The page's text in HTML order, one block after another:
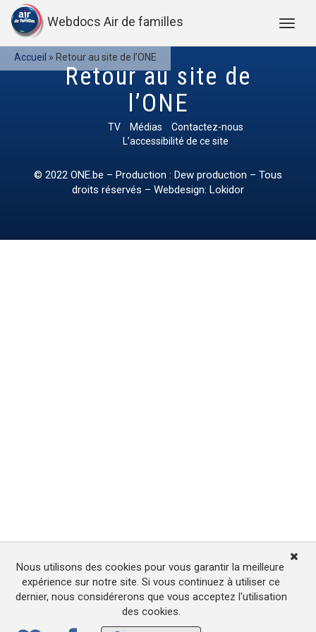
Webdocs Air de familles
Accueil » Retour au site de l’ONE
Retour au site de
l’ONE
TV Médias
Contactez-nous
L’accessibilité de ce site
© 2022 ONE.be – Production : Dew production – Tous
droits réservés – Webdesign: Lokidor
Nous utilisons des cookies pour vous garantir la meilleure
expérience sur notre site. Si vous continuez à utiliser ce
dernier, nous considérerons que vous acceptez l'utilisation
des cookies.